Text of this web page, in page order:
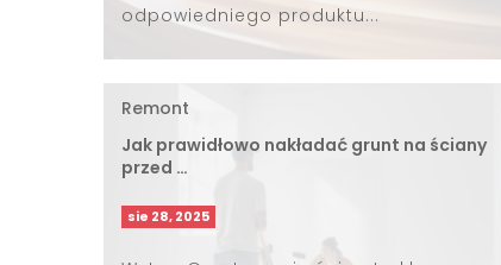
odpowiedniego produktu...
Remont
Jak prawidłowo nakładać grunt na ściany
przed …
sie 28, 2025